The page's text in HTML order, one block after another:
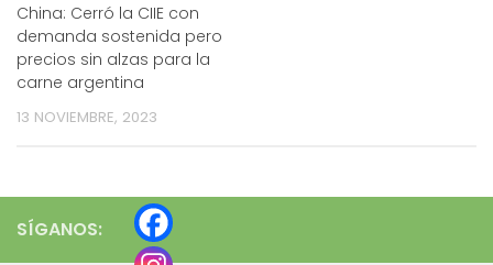
China: Cerró la CIIE con
demanda sostenida pero
precios sin alzas para la
carne argentina
13 NOVIEMBRE, 2023
SÍGANOS: